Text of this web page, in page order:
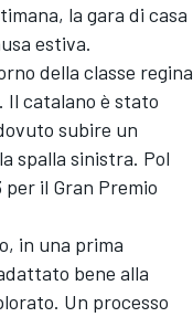
la gara di casa
estiva.
della classe regina
Il catalano è stato
subire un
spalla sinistra. Pol
per il Gran Premio
in una prima
bene alla
Un processo